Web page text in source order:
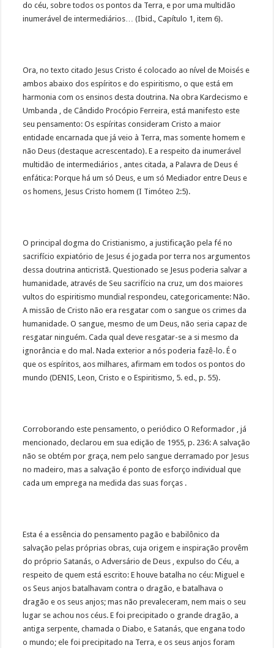
do céu, sobre todos os pontos da Terra, e por uma multidão
inumerável de intermediários… (Ibid., Capítulo 1, item 6).
Ora, no texto citado Jesus Cristo é colocado ao nível de Moisés e
ambos abaixo dos espíritos e do espiritismo, o que está em
harmonia com os ensinos desta doutrina. Na obra Kardecismo e
Umbanda , de Cândido Procópio Ferreira, está manifesto este
seu pensamento: Os espíritas consideram Cristo a maior
entidade encarnada que já veio à Terra, mas somente homem e
não Deus (destaque acrescentado). E a respeito da inumerável
multidão de intermediários , antes citada, a Palavra de Deus é
enfática: Porque há um só Deus, e um só Mediador entre Deus e
os homens, Jesus Cristo homem (I Timóteo 2:5).
O principal dogma do Cristianismo, a justificação pela fé no
sacrifício expiatório de Jesus é jogada por terra nos argumentos
dessa doutrina anticristã. Questionado se Jesus poderia salvar a
humanidade, através de Seu sacrifício na cruz, um dos maiores
vultos do espiritismo mundial respondeu, categoricamente: Não.
A missão de Cristo não era resgatar com o sangue os crimes da
humanidade. O sangue, mesmo de um Deus, não seria capaz de
resgatar ninguém. Cada qual deve resgatar-se a si mesmo da
ignorância e do mal. Nada exterior a nós poderia fazê-lo. É o
que os espíritos, aos milhares, afirmam em todos os pontos do
mundo (DENIS, Leon, Cristo e o Espiritismo, 5. ed., p. 55).
Corroborando este pensamento, o periódico O Reformador , já
mencionado, declarou em sua edição de 1955, p. 236: A salvação
não se obtém por graça, nem pelo sangue derramado por Jesus
no madeiro, mas a salvação é ponto de esforço individual que
cada um emprega na medida das suas forças .
Esta é a essência do pensamento pagão e babilônico da
salvação pelas próprias obras, cuja origem e inspiração provêm
do próprio Satanás, o Adversário de Deus , expulso do Céu, a
respeito de quem está escrito: E houve batalha no céu: Miguel e
os Seus anjos batalhavam contra o dragão, e batalhava o
dragão e os seus anjos; mas não prevaleceram, nem mais o seu
lugar se achou nos céus. E foi precipitado o grande dragão, a
antiga serpente, chamada o Diabo, e Satanás, que engana todo
o mundo; ele foi precipitado na Terra, e os seus anjos foram